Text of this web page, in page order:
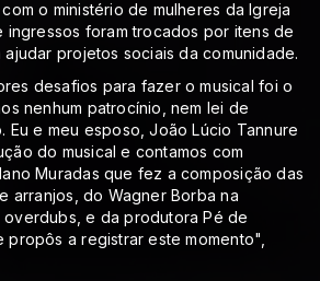
o ministério de mulheres da Igreja
ingressos foram trocados por itens de
projetos sociais da comunidade.
desafios para fazer o musical foi o
nenhum patrocínio, nem lei de
Eu e meu esposo, João Lúcio Tannure
do musical e contamos com
Muradas que fez a composição das
arranjos, do Wagner Borba na
e da produtora Pé de
propôs a registrar este momento",